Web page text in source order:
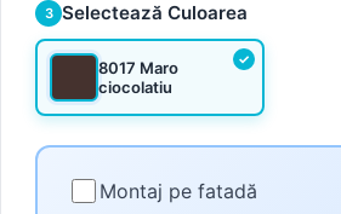
3 Selectează Culoarea
8017 Maro
ciocolatiu
Montaj pe fatadă